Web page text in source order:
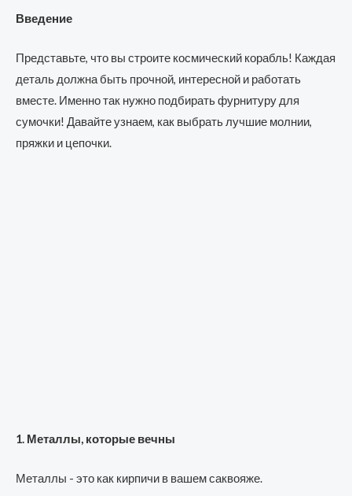
Введение
Представьте, что вы строите космический корабль! Каждая
деталь должна быть прочной, интересной и работать
вместе. Именно так нужно подбирать фурнитуру для
сумочки! Давайте узнаем, как выбрать лучшие молнии,
пряжки и цепочки.
1. Металлы, которые вечны
Металлы - это как кирпичи в вашем саквояже.